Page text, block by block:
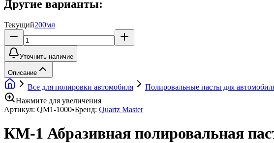
Другие варианты:
Текущий200мл
Уточнить наличие
Описание
Все для полировки автомобиля Полировальные пасты для
Нажмите для увеличения
Артикул: QM1-1000•Бренд: Quartz Master
КМ-1 Абразивная полировальная